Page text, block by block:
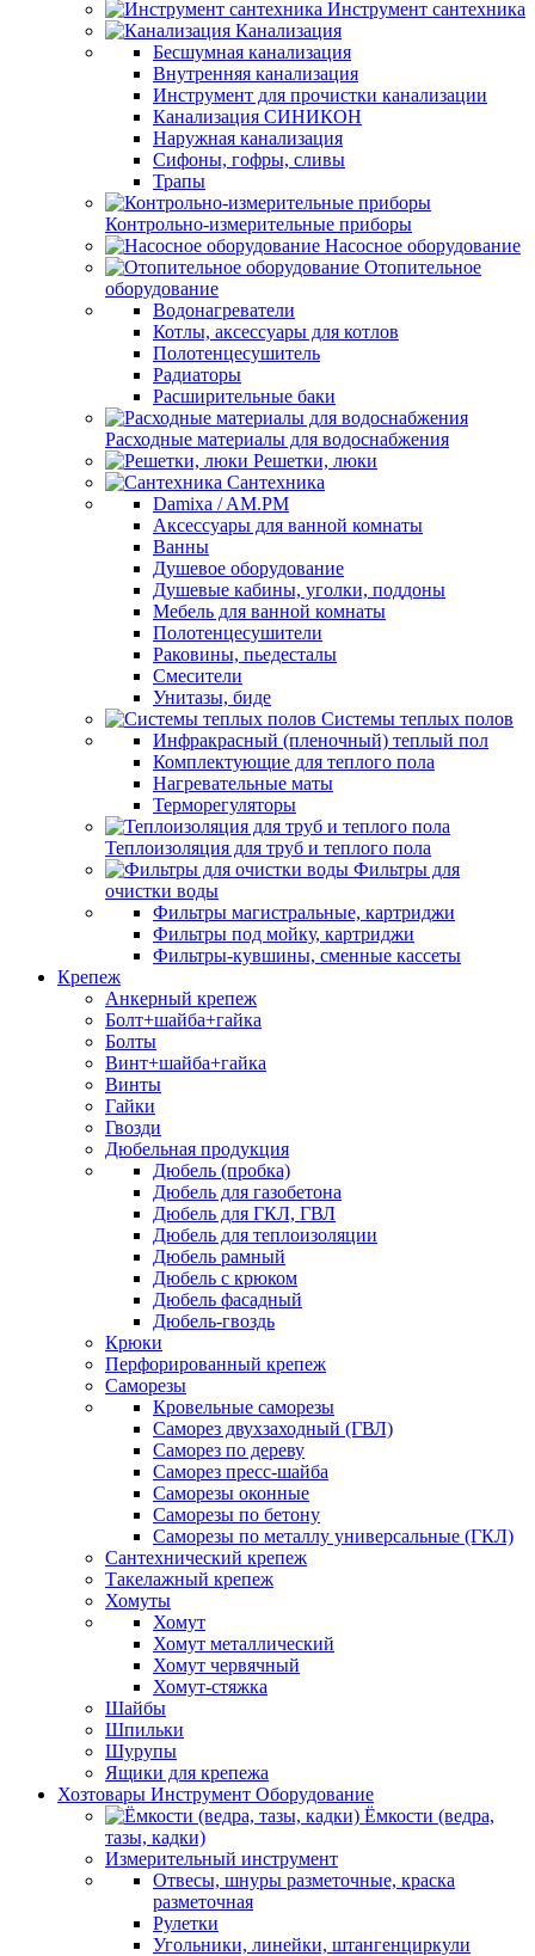
Инструмент сантехника
Канализация
Бесшумная канализация
Внутренняя канализация
Инструмент для прочистки канализации
Канализация СИНИКОН
Наружная канализация
Сифоны, гофры, сливы
Трапы
Контрольно-измерительные приборы
Насосное оборудование
Отопительное
оборудование
Водонагреватели
Котлы, аксессуары для котлов
Полотенцесушитель
Радиаторы
Расширительные баки
Расходные материалы для водоснабжения
Решетки, люки
Сантехника
Damixa / AM.PM
Аксессуары для ванной комнаты
Ванны
Душевое оборудование
Душевые кабины, уголки, поддоны
Мебель для ванной комнаты
Полотенцесушители
Раковины, пьедесталы
Смесители
Унитазы, биде
Системы теплых полов
Инфракрасный (пленочный) теплый пол
Комплектующие для теплого пола
Нагревательные маты
Терморегуляторы
Теплоизоляция для труб и теплого пола
Фильтры для
очистки воды
Фильтры магистральные, картриджи
Фильтры под мойку, картриджи
Фильтры-кувшины, сменные кассеты
Крепеж
Анкерный крепеж
Болт+шайба+гайка
Болты
Винт+шайба+гайка
Винты
Гайки
Гвозди
Дюбельная продукция
Дюбель (пробка)
Дюбель для газобетона
Дюбель для ГКЛ, ГВЛ
Дюбель для теплоизоляции
Дюбель рамный
Дюбель с крюком
Дюбель фасадный
Дюбель-гвоздь
Крюки
Перфорированный крепеж
Саморезы
Кровельные саморезы
Саморез двухзаходный (ГВЛ)
Саморез по дереву
Саморез пресс-шайба
Саморезы оконные
Саморезы по бетону
Саморезы по металлу универсальные (ГКЛ)
Сантехнический крепеж
Такелажный крепеж
Хомуты
Хомут
Хомут металлический
Хомут червячный
Хомут-стяжка
Шайбы
Шпильки
Шурупы
Ящики для крепежа
Хозтовары Инструмент Оборудование
Ёмкости (ведра,
тазы, кадки)
Измерительный инструмент
Отвесы, шнуры разметочные, краска
разметочная
Рулетки
Угольники, линейки, штангенциркули